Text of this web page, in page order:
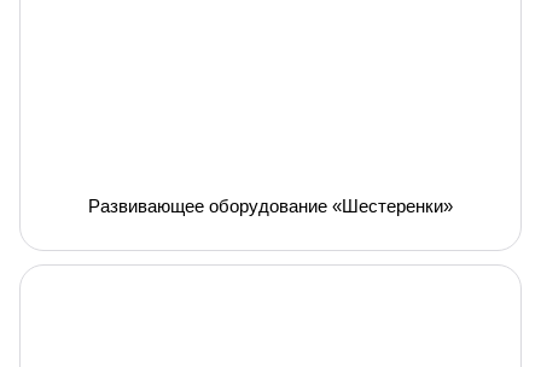
Развивающее оборудование «Шестеренки»